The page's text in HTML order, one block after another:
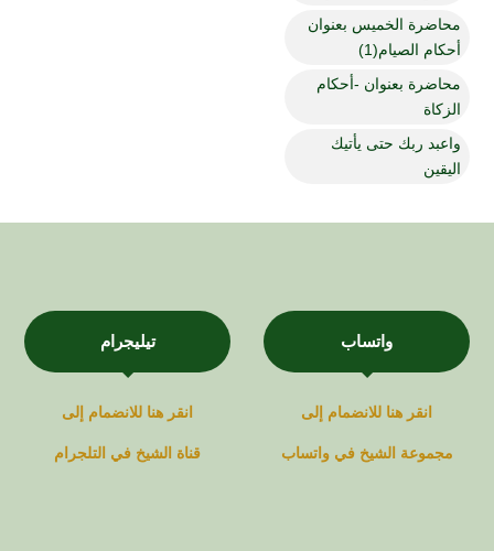
محاضرة الخميس بعنوان
أحكام الصيام(1)
محاضرة بعنوان -أحكام
الزكاة
واعبد ربك حتى يأتيك
اليقين
واتساب
انقر هنا للانضمام إلى
مجموعة الشيخ فيواتساب
تيليجرام
انقر هنا للانضمام إلى
قناة الشيخ في التلجرام